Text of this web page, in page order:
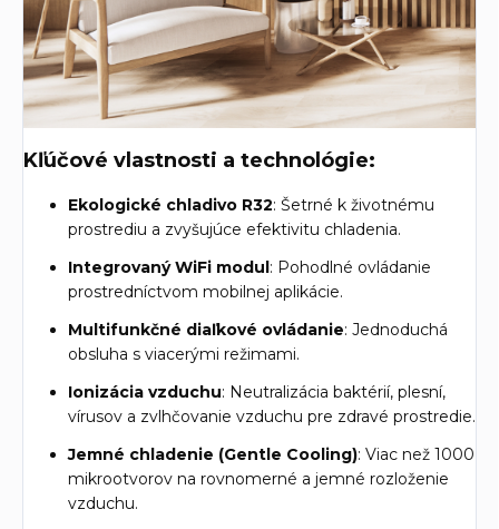
Kľúčové vlastnosti a technológie:
Ekologické chladivo R32: Šetrné k životnému
prostrediu a zvyšujúce efektivitu chladenia.
Integrovaný WiFi modul: Pohodlné ovládanie
prostredníctvom mobilnej aplikácie.
Multifunkčné diaľkové ovládanie: Jednoduchá
obsluha s viacerými režimami.
Ionizácia vzduchu: Neutralizácia baktérií, plesní,
vírusov a zvlhčovanie vzduchu pre zdravé prostredie.
Jemné chladenie (Gentle Cooling): Viac než 1000
mikrootvorov na rovnomerné a jemné rozloženie
vzduchu.